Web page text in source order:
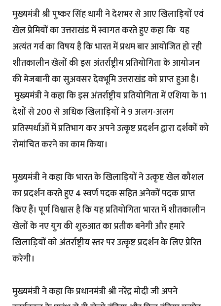
मुख्यमंत्री श्री पुष्कर सिंह धामी ने देशभर से आए खिलाड़ियों एवं
खेल प्रेमियों का उत्तराखंड में स्वागत करते हुए कहा कि यह
अत्यंत गर्व का विषय है कि भारत में प्रथम बार आयोजित हो रही
शीतकालीन खेलों की इस अंतर्राष्ट्रीय प्रतियोगिता के आयोजन
की मेजबानी का सुअवसर देवभूमि उत्तराखंड को प्राप्त हुआ है।
मुख्यमंत्री ने कहा कि इस अंतर्राष्ट्रीय प्रतियोगिता में एशिया के 11
देशों से 200 से अधिक खिलाड़ियों ने 9 अलग-अलग
प्रतिस्पर्धाओं में प्रतिभाग कर अपने उत्कृष्ट प्रदर्शन द्वारा दर्शकों को
रोमांचित करने का काम किया।
मुख्यमंत्री ने कहा कि भारत के खिलाड़ियों ने उत्कृष्ट खेल कौशल
का प्रदर्शन करते हुए 4 स्वर्ण पदक सहित अनेकों पदक प्राप्त
किए हैं। पूर्ण विश्वास है कि यह प्रतियोगिता भारत में शीतकालीन
खेलों के नए युग की शुरुआत का प्रतीक बनेगी और हमारे
खिलाड़ियों को अंतर्राष्ट्रीय स्तर पर उत्कृष्ट प्रदर्शन के लिए प्रेरित
करेगी।
मुख्यमंत्री ने कहा कि प्रधानमंत्री श्री नरेंद्र मोदी जी अपने